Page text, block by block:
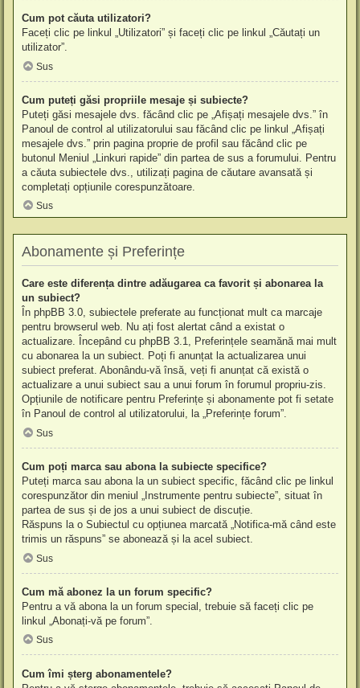
Cum pot căuta utilizatori?
Faceți clic pe linkul „Utilizatori” și faceți clic pe linkul „Căutați un
utilizator”.
Sus
Cum puteți găsi propriile mesaje și subiecte?
Puteți găsi mesajele dvs. făcând clic pe „Afișați mesajele dvs.” în
Panoul de control al utilizatorului sau făcând clic pe linkul „Afișați
mesajele dvs.” prin pagina proprie de profil sau făcând clic pe
butonul Meniul „Linkuri rapide” din partea de sus a forumului. Pentru
a căuta subiectele dvs., utilizați pagina de căutare avansată și
completați opțiunile corespunzătoare.
Sus
Abonamente și Preferințe
Care este diferența dintre adăugarea ca favorit și abonarea la
un subiect?
În phpBB 3.0, subiectele preferate au funcționat mult ca marcaje
pentru browserul web. Nu ați fost alertat când a existat o
actualizare. Începând cu phpBB 3.1, Preferințele seamănă mai mult
cu abonarea la un subiect. Poți fi anunțat la actualizarea unui
subiect preferat. Abonându-vă însă, veți fi anunțat că există o
actualizare a unui subiect sau a unui forum în forumul propriu-zis.
Opțiunile de notificare pentru Preferințe și abonamente pot fi setate
în Panoul de control al utilizatorului, la „Preferințe forum”.
Sus
Cum poți marca sau abona la subiecte specifice?
Puteți marca sau abona la un subiect specific, făcând clic pe linkul
corespunzător din meniul „Instrumente pentru subiecte”, situat în
partea de sus și de jos a unui subiect de discuție.
Răspuns la o Subiectul cu opțiunea marcată „Notifica-mă când este
trimis un răspuns” se abonează și la acel subiect.
Sus
Cum mă abonez la un forum specific?
Pentru a vă abona la un forum special, trebuie să faceți clic pe
linkul „Abonați-vă pe forum”.
Sus
Cum îmi șterg abonamentele?